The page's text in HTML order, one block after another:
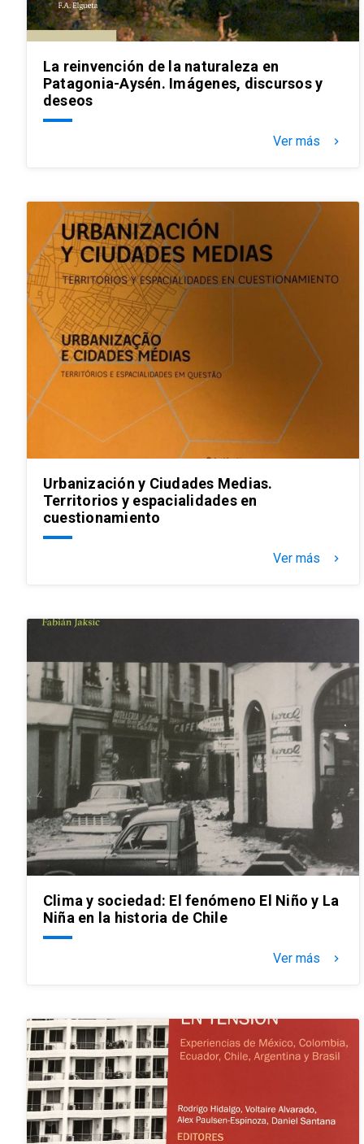
La reinvención de la naturaleza en
Patagonia-Aysén. Imágenes, discursos y
deseos
Ver más keyboard_arrow_right
Urbanización y Ciudades Medias.
Territorios y espacialidades en
cuestionamiento
Ver más keyboard_arrow_right
Clima y sociedad: El fenómeno El Niño y La
Niña en la historia de Chile
Ver más keyboard_arrow_right